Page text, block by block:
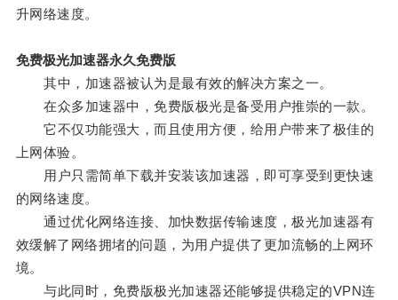
升网络速度。
免费极光加速器永久免费版
其中，加速器被认为是最有效的解决方案之一。
在众多加速器中，免费版极光是备受用户推崇的一款。
它不仅功能强大，而且使用方便，给用户带来了极佳的
上网体验。
用户只需简单下载并安装该加速器，即可享受到更快速
的网络速度。
通过优化网络连接、加快数据传输速度，极光加速器有
效缓解了网络拥堵的问题，为用户提供了更加流畅的上网环
境。
与此同时，免费版极光加速器还能够提供稳定的VPN连